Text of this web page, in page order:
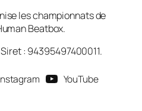
les championnats de
Beatbox.
: 94395497400011.
YouTube